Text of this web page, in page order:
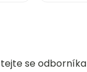
se odborníka